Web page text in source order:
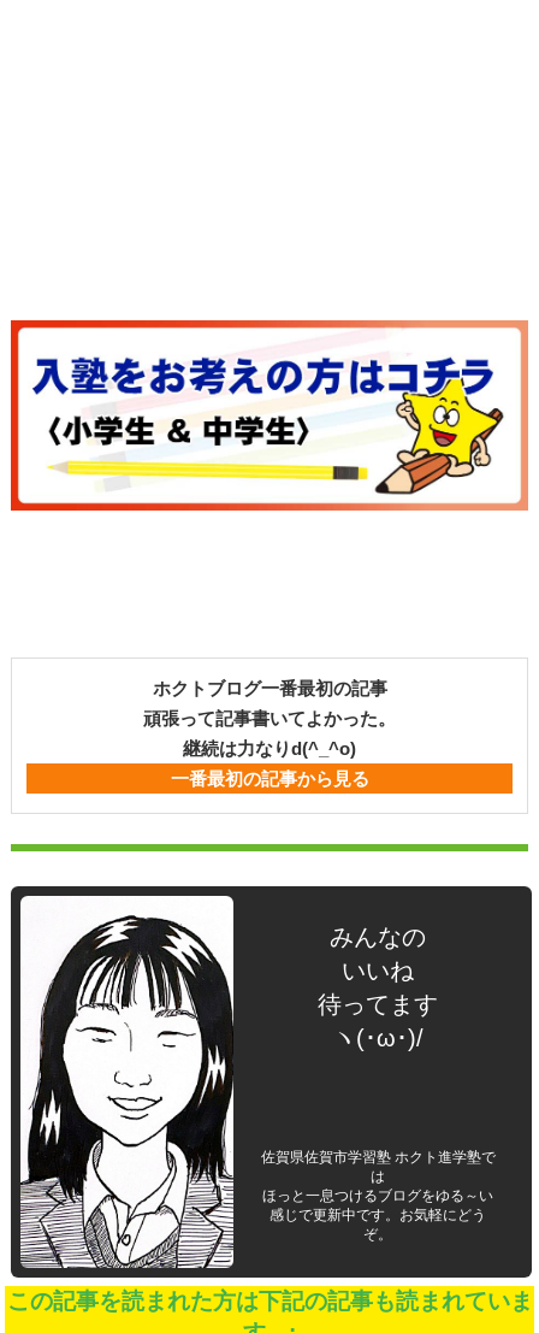
ホクトブログ一番最初の記事
頑張って記事書いてよかった。
継続は力なりd(^_^o)
一番最初の記事から見る
みんなの
いいね
待ってます
ヽ(･ω･)/
佐賀県佐賀市学習塾 ホクト進学塾で
は
ほっと一息つけるブログをゆる～い
感じで更新中です。お気軽にどう
ぞ。
この記事を読まれた方は下記の記事も読まれていま